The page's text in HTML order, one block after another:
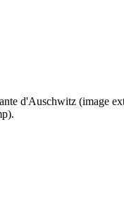
d'Auschwitz (image